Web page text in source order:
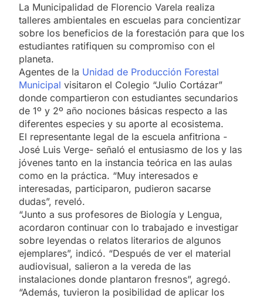
La Municipalidad de Florencio Varela realiza
talleres ambientales en escuelas para concientizar
sobre los beneficios de la forestación para que los
estudiantes ratifiquen su compromiso con el
planeta.
Agentes de la Unidad de Producción Forestal
Municipal visitaron el Colegio “Julio Cortázar”
donde compartieron con estudiantes secundarios
de 1º y 2º año nociones básicas respecto a las
diferentes especies y su aporte al ecosistema.
El representante legal de la escuela anfitriona -
José Luis Verge- señaló el entusiasmo de los y las
jóvenes tanto en la instancia teórica en las aulas
como en la práctica. “Muy interesados e
interesadas, participaron, pudieron sacarse
dudas”, reveló.
“Junto a sus profesores de Biología y Lengua,
acordaron continuar con lo trabajado e investigar
sobre leyendas o relatos literarios de algunos
ejemplares”, indicó. “Después de ver el material
audiovisual, salieron a la vereda de las
instalaciones donde plantaron fresnos”, agregó.
“Además, tuvieron la posibilidad de aplicar los